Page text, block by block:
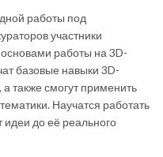
работы под
участники
основами работы на 3D-
базовые навыки 3D-
также смогут применить
Научатся работать
идеи до её реального